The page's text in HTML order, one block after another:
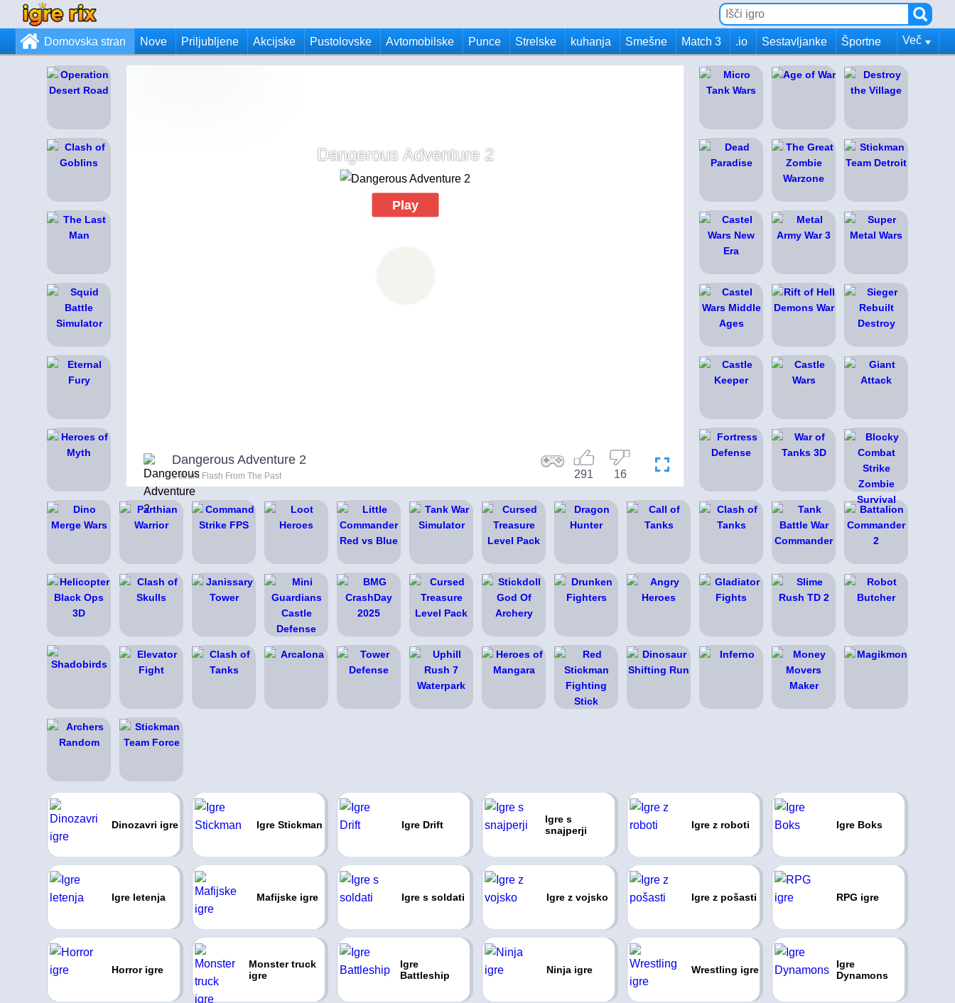
Domovska stran Nove Priljubljene Akcijske Pustolovske Avtomobilske Punce Strelske kuhanja Smešne Match 3 .io Sestavljanke Športne Več
Dangerous Adventure 2
Play
Dangerous Adventure 2
s strani Flash From The Past 16
291
Dinozavri igre Igre Stickman Igre Drift
Igre s
snajperji
Igre z roboti Igre Boks
Igre letenja Mafijske igre Igre s soldati Igre z vojsko Igre z pošasti RPG igre
Horror igre
Monster truck
igre
Igre
Battleship
Ninja igre Wrestling igre
Igre
Dynamons